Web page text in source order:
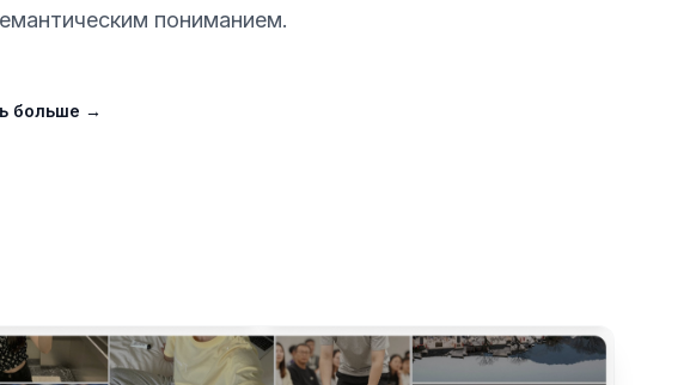
пониманием.
больше →